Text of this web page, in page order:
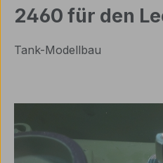
2460 für den
Tank-Modellbau